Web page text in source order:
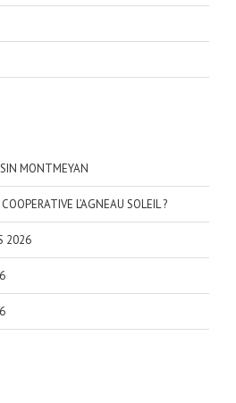
MONTMEYAN
L’AGNEAU SOLEIL ?
2026